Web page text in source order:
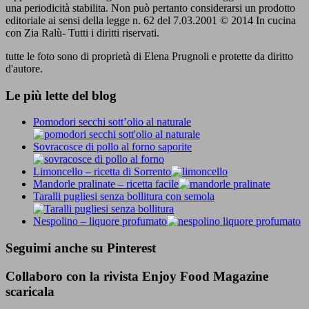
una periodicità stabilita. Non può pertanto considerarsi un prodotto
editoriale ai sensi della legge n. 62 del 7.03.2001 © 2014 In cucina
con Zia Ralù- Tutti i diritti riservati.
tutte le foto sono di proprietà di Elena Prugnoli e protette da diritto
d'autore.
Le più lette del blog
Pomodori secchi sott’olio al naturale
Sovracosce di pollo al forno saporite
Limoncello – ricetta di Sorrento
Mandorle pralinate – ricetta facile
Taralli pugliesi senza bollitura con semola
Nespolino – liquore profumato
Seguimi anche su Pinterest
Collaboro con la rivista Enjoy Food Magazine
scaricala